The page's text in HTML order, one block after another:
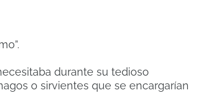
durante su tedioso
o sirvientes que se encargarían